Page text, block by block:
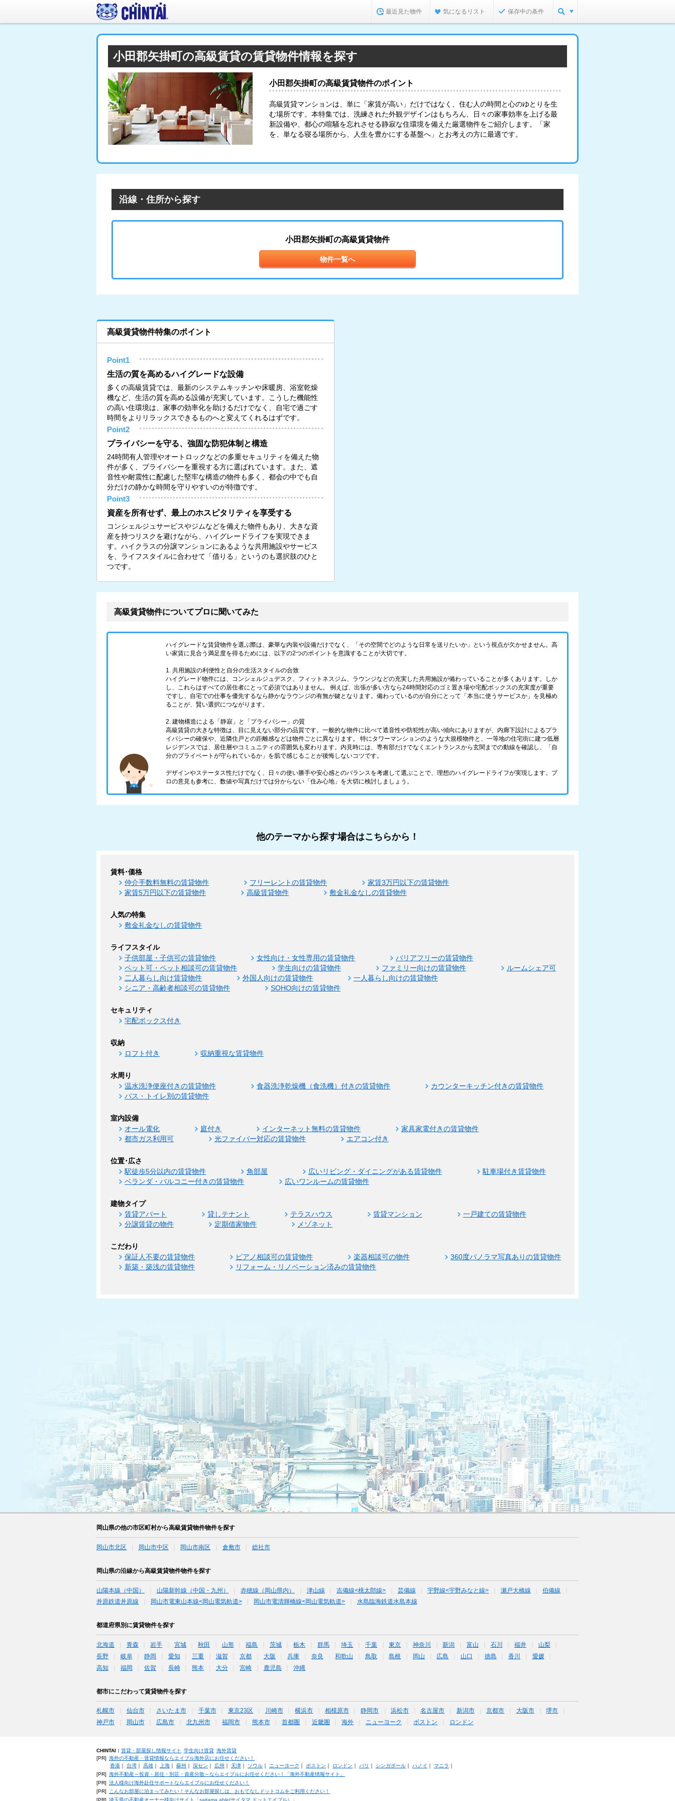
最近見た物件 気になるリスト 保存中の条件
小田郡矢掛町の高級賃貸の賃貸物件情報を探す
小田郡矢掛町の高級賃貸物件のポイント
高級賃貸マンションは、単に「家賃が高い」だけではなく、住む人の時間と心のゆとりを生
む場所です。本特集では、洗練された外観デザインはもちろん、日々の家事効率を上げる最
新設備や、都心の喧騒を忘れさせる静寂な住環境を備えた厳選物件をご紹介します。「家
を、単なる寝る場所から、人生を豊かにする基盤へ」とお考えの方に最適です。
沿線・住所から探す
小田郡矢掛町の高級賃貸物件
物件一覧へ
高級賃貸物件特集のポイント
Point1
生活の質を高めるハイグレードな設備
多くの高級賃貸では、最新のシステムキッチンや床暖房、浴室乾燥
機など、生活の質を高める設備が充実しています。こうした機能性
の高い住環境は、家事の効率化を助けるだけでなく、自宅で過ごす
時間をよりリラックスできるものへと変えてくれるはずです。
Point2
プライバシーを守る、強固な防犯体制と構造
24時間有人管理やオートロックなどの多重セキュリティを備えた物
件が多く、プライバシーを重視する方に選ばれています。また、遮
音性や耐震性に配慮した堅牢な構造の物件も多く、都会の中でも自
分だけの静かな時間を守りやすいのが特徴です。
Point3
資産を所有せず、最上のホスピタリティを享受する
コンシェルジュサービスやジムなどを備えた物件もあり、大きな資
産を持つリスクを避けながら、ハイグレードライフを実現できま
す。ハイクラスの分譲マンションにあるような共用施設やサービス
を、ライフスタイルに合わせて「借りる」というのも選択肢のひと
つです。
高級賃貸物件についてプロに聞いてみた
ハイグレードな賃貸物件を選ぶ際は、豪華な内装や設備だけでなく、「その空間でどのような日常を送りたいか」という視点が欠かせません。高
い家賃に見合う満足度を得るためには、以下の2つのポイントを意識することが大切です。
1. 共用施設の利便性と自分の生活スタイルの合致
ハイグレード物件には、コンシェルジュデスク、フィットネスジム、ラウンジなどの充実した共用施設が備わっていることが多くあります。しか
し、これらはすべての居住者にとって必須ではありません。 例えば、出張が多い方なら24時間対応のゴミ置き場や宅配ボックスの充実度が重要
ですし、自宅での仕事を優先するなら静かなラウンジの有無が鍵となります。備わっているのが自分にとって「本当に使うサービスか」を見極め
ることが、賢い選択につながります。
2. 建物構造による「静寂」と「プライバシー」の質
高級賃貸の大きな特徴は、目に見えない部分の品質です。一般的な物件に比べて遮音性や防犯性が高い傾向にありますが、内廊下設計によるプラ
イバシーの確保や、近隣住戸との距離感などは物件ごとに異なります。 特にタワーマンションのような大規模物件と、一等地の住宅街に建つ低層
レジデンスでは、居住層やコミュニティの雰囲気も変わります。内見時には、専有部だけでなくエントランスから玄関までの動線を確認し、「自
分のプライベートが守られているか」を肌で感じることが後悔しないコツです。
デザインやステータス性だけでなく、日々の使い勝手や安心感とのバランスを考慮して選ぶことで、理想のハイグレードライフが実現します。プ
ロの意見も参考に、数値や写真だけでは分からない「住み心地」を大切に検討しましょう。
他のテーマから探す場合はこちらから！
賃料･価格
仲介手数料無料の賃貸物件 フリーレントの賃貸物件
家賃3万円以下の賃貸物件
家賃5万円以下の賃貸物件
高級賃貸物件 敷金礼金なしの賃貸物件
人気の特集
敷金礼金なしの賃貸物件
ライフスタイル
子供部屋・子供可の賃貸物件 女性向け・女性専用の賃貸物件
バリアフリーの賃貸物件
ペット可・ペット相談可の賃貸物件
学生向けの賃貸物件 ファミリー向けの賃貸物件
ルームシェア可
二人暮らし向け賃貸物件
外国人向けの賃貸物件
一人暮らし向けの賃貸物件
シニア・高齢者相談可の賃貸物件
SOHO向けの賃貸物件
セキュリティ
宅配ボックス付き
収納
ロフト付き 収納重視な賃貸物件
水周り
温水洗浄便座付きの賃貸物件 食器洗浄乾燥機（食洗機）付きの賃貸物件
カウンターキッチン付きの賃貸物件
バス・トイレ別の賃貸物件
室内設備
オール電化 庭付き インターネット無料の賃貸物件
家具家電付きの賃貸物件
都市ガス利用可
光ファイバー対応の賃貸物件 エアコン付き
位置･広さ
駅徒歩5分以内の賃貸物件 角部屋 広いリビング・ダイニングがある賃貸物件
駐車場付き賃貸物件
ベランダ・バルコニー付きの賃貸物件
広いワンルームの賃貸物件
建物タイプ
賃貸アパート 貸しテナント テラスハウス 賃貸マンション
一戸建ての賃貸物件
分譲賃貸の物件
定期借家物件 メゾネット
こだわり
保証人不要の賃貸物件 ピアノ相談可の賃貸物件 楽器相談可の物件
360度パノラマ写真ありの賃貸物件
新築・築浅の賃貸物件
リフォーム・リノベーション済みの賃貸物件
岡山県の他の市区町村から高級賃貸物件物件を探す
岡山市北区 岡山市中区 岡山市南区 倉敷市 総社市
岡山県の沿線から高級賃貸物件物件を探す
山陽本線（中国） 山陽新幹線（中国・九州） 赤穂線（岡山県内） 津山線 吉備線<桃太郎線> 芸備線 宇野線<宇野みなと線> 瀬戸大橋線
伯備線
井原鉄道井原線
岡山市電東山本線<岡山電気軌道> 岡山市電清輝橋線<岡山電気軌道> 水島臨海鉄道水島本線
都道府県別に賃貸物件を探す
北海道 青森 岩手 宮城 秋田 山形 福島 茨城 栃木 群馬 埼玉 千葉 東京 神奈川 新潟 富山 石川 福井
山梨
長野
岐阜 静岡 愛知 三重 滋賀 京都 大阪 兵庫 奈良 和歌山 鳥取 島根 岡山 広島 山口 徳島 香川
愛媛
高知
福岡 佐賀 長崎 熊本 大分 宮崎 鹿児島 沖縄
都市にこだわって賃貸物件を探す
札幌市 仙台市 さいたま市 千葉市 東京23区 川崎市 横浜市 相模原市 静岡市 浜松市 名古屋市 新潟市 京都市 大阪市
堺市
神戸市
岡山市 広島市 北九州市 福岡市 熊本市 首都圏 近畿圏 海外 ニューヨーク ボストン ロンドン
CHINTAI： 賃貸・部屋探し情報サイト 学生向け賃貸 海外賃貸
[PR] 海外の不動産・賃貸情報ならエイブル海外店にお任せください！
香港｜ 台湾｜ 高雄｜ 上海｜ 蘇州 ｜ 深セン ｜ 広州 ｜ 天津｜ ソウル｜ ニューヨーク ｜ ボストン ｜ ロンドン ｜ パリ ｜ シンガポール｜ ハノイ ｜ マニラ ｜
[PR] 海外不動産～投資・居住・別荘・資産分散～ならエイブルにお任せください！「海外不動産情報サイト」
[PR] 法人様向け海外赴任サポートならエイブルにお任せください！
[PR]
こんなお部屋に泊まってみたい！そんなお部屋探しは、おもてなしドットコムをご利用ください！
[PR] 埼玉県の不動産オーナー様向けサイト「saitama.able(サイタマ ドットエイブル）」